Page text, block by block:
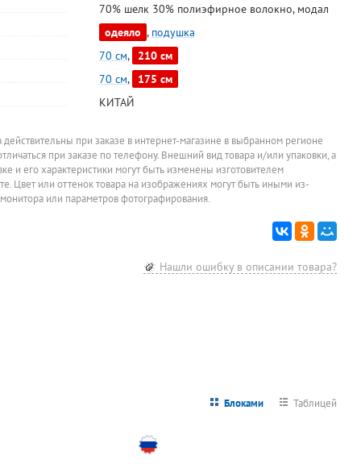
воздуха Royal
4.0E-GN
Цена за штуку
70% шелк 30% полиэфирное волокно, модал
одеяло , подушка
70 см,
210 см
70 см,
175 см
КИТАЙ
действительны при заказе в интернет-магазине в выбранном регионе
при заказе по телефону. Внешний вид товара и/или упаковки, а
и его характеристики могут быть изменены изготовителем
Цвет или оттенок товара на изображениях могут быть иными из-
или параметров фотографирования.
Нашли ошибку в описании товара?
Блоками Таблицей